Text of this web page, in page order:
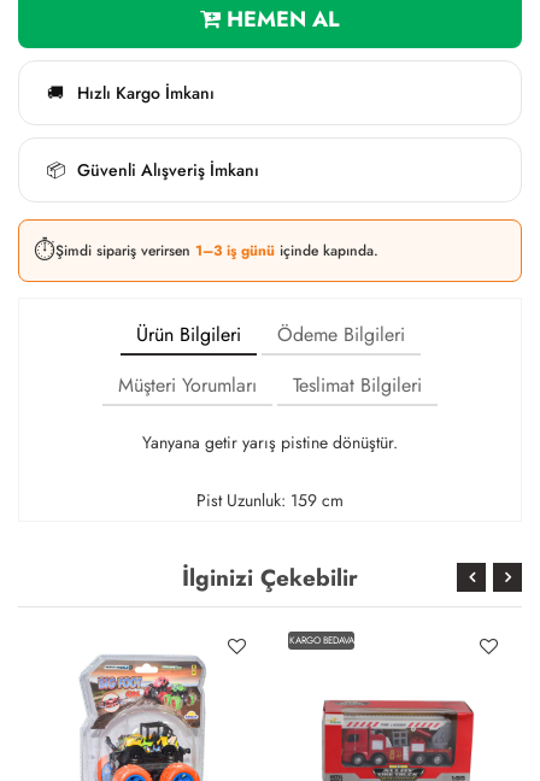
HEMEN AL
🚚 Hızlı Kargo İmkanı
📦 Güvenli Alışveriş İmkanı
⏱️Şimdi sipariş verirsen 1–3 iş günü içinde kapında.
Ürün Bilgileri
Ödeme Bilgileri
Müşteri Yorumları
Teslimat Bilgileri
Yanyana getir yarış pistine dönüştür.
Pist Uzunluk: 159 cm
İlginizi Çekebilir
KARGO BEDAVA